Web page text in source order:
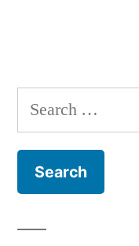
Search
for: